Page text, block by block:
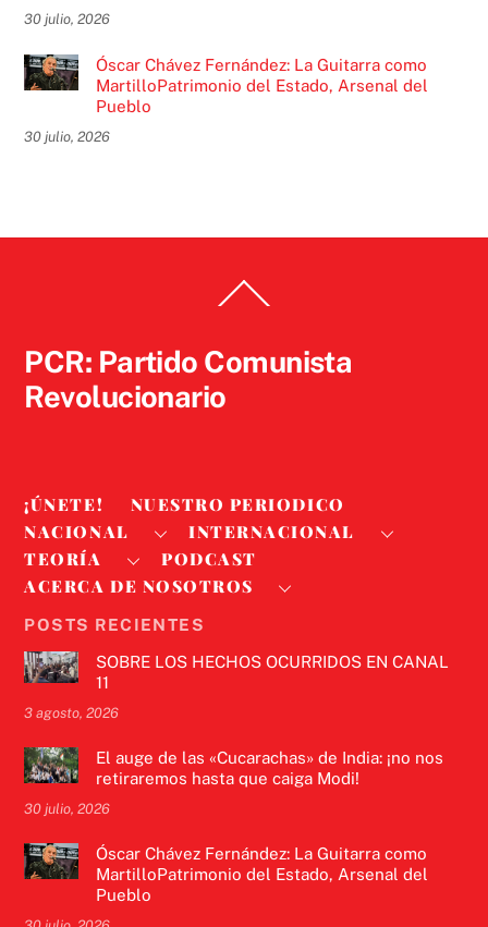
30 julio, 2026
Óscar Chávez Fernández: La Guitarra como
MartilloPatrimonio del Estado, Arsenal del
Pueblo
30 julio, 2026
To
PCR: Partido Comunista
Revolucionario
¡ÚNETE!
NUESTRO PERIODICO
NACIONAL
INTERNACIONAL
TEORÍA
PODCAST
ACERCA DE NOSOTROS
POSTS RECIENTES
SOBRE LOS HECHOS OCURRIDOS EN CANAL
11
3 agosto, 2026
El auge de las «Cucarachas» de India: ¡no nos
retiraremos hasta que caiga Modi!
30 julio, 2026
Óscar Chávez Fernández: La Guitarra como
MartilloPatrimonio del Estado, Arsenal del
Pueblo